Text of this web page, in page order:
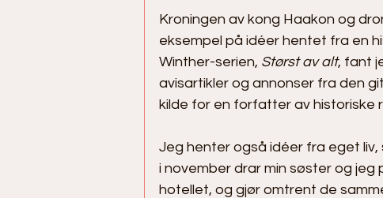
Kroningen av kong Haakon og
eksempel på idéer hentet fra en
Winther-serien, Størst av alt, fant
avisartikler og annonser fra den
kilde for en forfatter av historiske
Jeg henter også idéer fra eget liv,
i november drar min søster og jeg
hotellet, og gjør omtrent de